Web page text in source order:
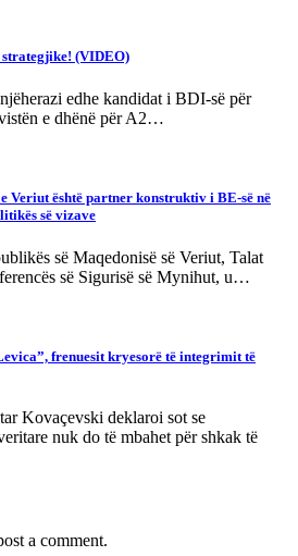
(VIDEO)
edhe kandidat i BDI-së për
e dhënë për A2…
Veriut është partner konstruktiv i BE-së në
së vizave
së Maqedonisë së Veriut, Talat
së Sigurisë së Mynihut, u…
frenuesit kryesorë të integrimit të
Kovaçevski deklaroi sot se
nuk do të mbahet për shkak të
a comment.